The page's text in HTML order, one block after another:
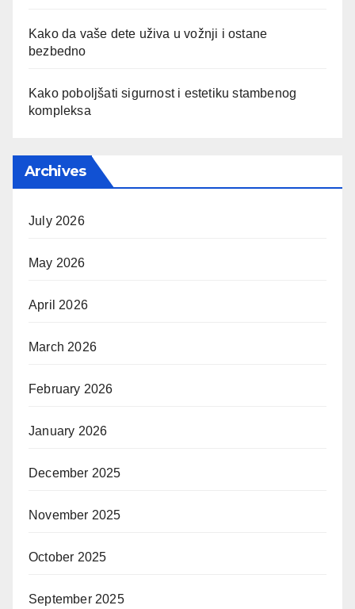
Kako da vaše dete uživa u vožnji i ostane
bezbedno
Kako poboljšati sigurnost i estetiku stambenog
kompleksa
Archives
July 2026
May 2026
April 2026
March 2026
February 2026
January 2026
December 2025
November 2025
October 2025
September 2025